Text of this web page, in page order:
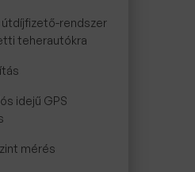
rendszer
teherautókra
idejű GPS
mérés